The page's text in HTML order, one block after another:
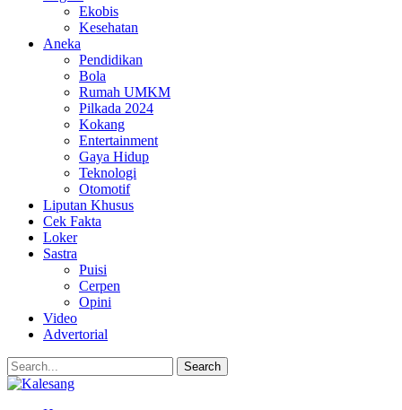
Ekobis
Kesehatan
Aneka
Pendidikan
Bola
Rumah UMKM
Pilkada 2024
Kokang
Entertainment
Gaya Hidup
Teknologi
Otomotif
Liputan Khusus
Cek Fakta
Loker
Sastra
Puisi
Cerpen
Opini
Video
Advertorial